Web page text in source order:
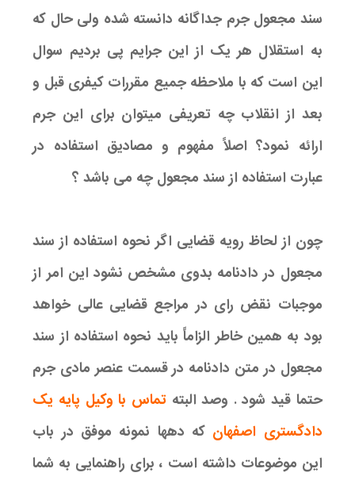
سند مجعول جرم جداگانه دانسته شده ولی حال که
به استقلال هر یک از این جرایم پی بردیم سوال
این است که با ملاحظه جمیع مقررات کیفری قبل و
بعد از انقلاب چه تعریفی میتوان برای این جرم
ارائه نمود؟ اصلاً مفهوم و مصادیق استفاده در
عبارت استفاده از سند مجعول چه می باشد ؟
چون از لحاظ رویه قضایی اگر نحوه استفاده از سند
مجعول در دادنامه بدوی مشخص نشود این امر از
موجبات نقض رای در مراجع قضایی عالی خواهد
بود به همین خاطر الزاماً باید نحوه استفاده از سند
مجعول در متن دادنامه در قسمت عنصر مادی جرم
حتما قید شود . وصد البتهتماس با وکیل پایه یک
دادگستری اصفهان که دهها نمونه موفق در باب
این موضوعات داشته است ، برای راهنمایی به شما